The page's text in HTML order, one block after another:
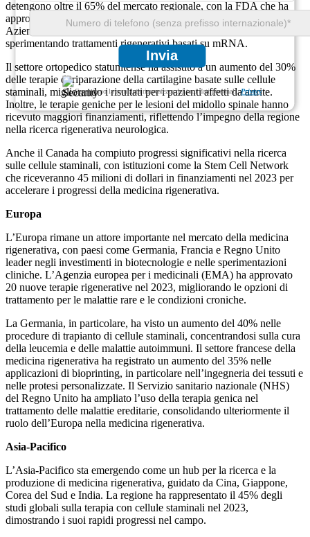
Invia
Garantiamo la completa riservatezza dei tuoi dati personali.Privacy
detengono oltre il 65% del mercato regionale, con la FDA che ha
approvato più di 30 terapie di medicina rigenerativa solo nel 2023.
Aziende come Moderna e Vertex Pharmaceuticals stanno
sperimentando trattamenti rigenerativi basati su mRNA.
Il settore ortopedico statunitense ha assistito a un aumento del 30%
delle terapie di riparazione della cartilagine basate sulle cellule
staminali, migliorando i risultati per i pazienti affetti da artrite.
Inoltre, le terapie geniche per le lesioni del midollo spinale hanno
ricevuto maggiori finanziamenti, riflettendo l’impegno della regione
nella ricerca rigenerativa neurologica.
Anche il Canada ha compiuto progressi significativi nella ricerca
sulle cellule staminali, con istituzioni come la Stem Cell Network
che riceveranno 45 milioni di dollari in finanziamenti nel 2023 per
accelerare i progressi della medicina rigenerativa.
Europa
L’Europa rimane un attore importante nel mercato della medicina
rigenerativa, con paesi come Germania, Francia e Regno Unito
leader negli investimenti in biotecnologie e nelle sperimentazioni
cliniche. L’Agenzia europea per i medicinali (EMA) ha approvato
20 nuove terapie rigenerative nel 2023, migliorando le opzioni di
trattamento per le malattie rare e le condizioni croniche.
La Germania, in particolare, ha visto un aumento del 40% nelle
procedure di trapianto di cellule staminali, concentrandosi sulla cura
della leucemia e delle malattie autoimmuni. Il settore francese della
medicina rigenerativa ha registrato un aumento del 35% nelle
applicazioni di bioprinting, in particolare nell’ingegneria dei tessuti e
nelle protesi personalizzate. Il Servizio sanitario nazionale (NHS)
del Regno Unito ha ampliato l’uso della terapia genica nel
trattamento delle malattie ereditarie, consolidando ulteriormente il
ruolo dell’Europa nella medicina rigenerativa.
Asia-Pacifico
L’Asia-Pacifico sta emergendo come un hub per la ricerca e la
produzione di medicina rigenerativa, guidato da Cina, Giappone,
Corea del Sud e India. La regione ha rappresentato il 45% degli
studi globali sulla terapia con cellule staminali nel 2023,
dimostrando i suoi rapidi progressi nel campo.